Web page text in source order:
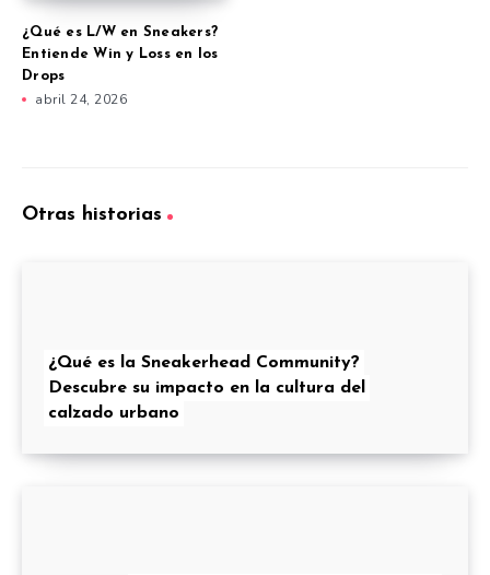
¿Qué es L/W en Sneakers?
Entiende Win y Loss en los
Drops
abril 24, 2026
Otras historias
¿Qué es la Sneakerhead Community?
Descubre su impacto en la cultura del
calzado urbano